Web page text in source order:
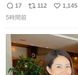
ンプアップハゲ
返
信
17
リ
数
112
い
1,145
5時間前